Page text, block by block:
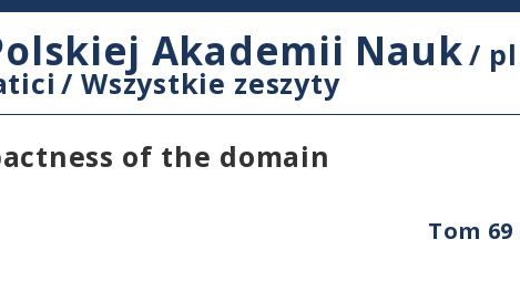
Akademii Nauk/ pl
/Wszystkie zeszyty
of the domain
Tom 69